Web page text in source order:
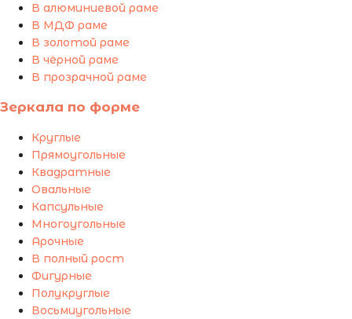
В алюминиевой раме
В МДФ раме
В золотой раме
В чёрной раме
В прозрачной раме
Зеркала по форме
Круглые
Прямоугольные
Квадратные
Овальные
Капсульные
Многоугольные
Арочные
В полный рост
Фигурные
Полукруглые
Восьмиугольные